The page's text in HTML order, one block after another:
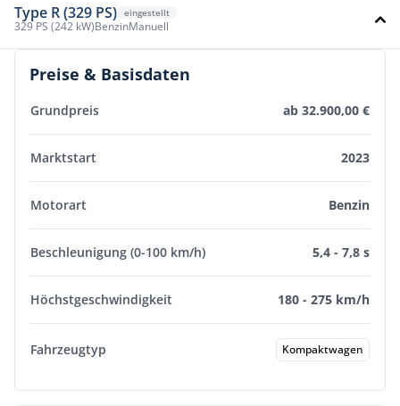
Type R (329 PS) eingestellt
329 PS (242 kW)BenzinManuell
Preise & Basisdaten
Grundpreis ab 32.900,00 €
Marktstart 2023
Motorart Benzin
Beschleunigung (0-100 km/h) 5,4 - 7,8 s
Höchstgeschwindigkeit 180 - 275 km/h
Fahrzeugtyp Kompaktwagen